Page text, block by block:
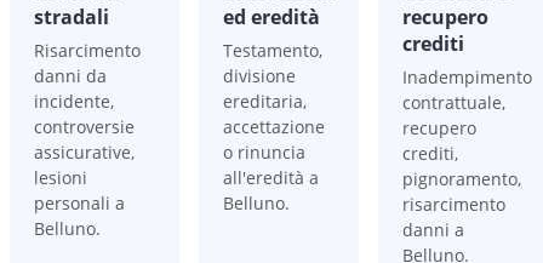
stradali
Risarcimento
danni da
incidente,
controversie
assicurative,
lesioni
personali a
Belluno.
ed eredità
Testamento,
divisione
ereditaria,
accettazione
o rinuncia
all'eredità a
Belluno.
recupero
crediti
Inadempimento
contrattuale,
recupero
crediti,
pignoramento,
risarcimento
danni a
Belluno.